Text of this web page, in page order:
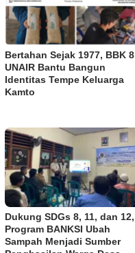
Bertahan Sejak 1977, BBK 8
UNAIR Bantu Bangun
Identitas Tempe Keluarga
Kamto
Dukung SDGs 8, 11, dan 12,
Program BANKSI Ubah
Sampah Menjadi Sumber